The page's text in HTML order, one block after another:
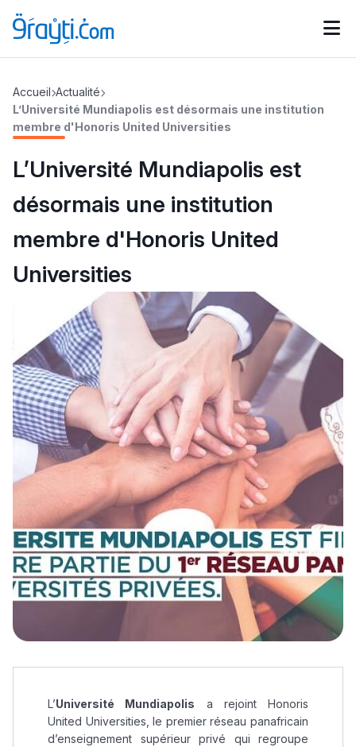
Catégories
d'actualités
Accueil Actualité
L’Université Mundiapolis est désormais une institution
membre d'Honoris United Universities
L’Université Mundiapolis est
désormais une institution
membre d'Honoris United
Universities
L’Université Mundiapolis a rejoint Honoris
United Universities, le premier réseau panafricain
d’enseignement supérieur privé qui regroupe